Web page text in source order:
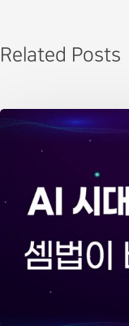
Related Posts